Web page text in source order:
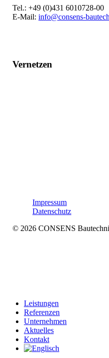
Tel.: +49 (0)431 6010728-00
E-Mail:info@consens-
Vernetzen
Impressum
Datenschutz
© 2026 CONSENS
Menü
schließen
Leistungen
Referenzen
Unternehmen
Aktuelles
Kontakt